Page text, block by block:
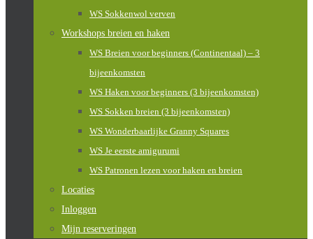
WS Sokkenwol verven
Workshops breien en haken
WS Breien voor beginners (Continentaal) – 3
bijeenkomsten
WS Haken voor beginners (3 bijeenkomsten)
WS Sokken breien (3 bijeenkomsten)
WS Wonderbaarlijke Granny Squares
WS Je eerste amigurumi
WS Patronen lezen voor haken en breien
Locaties
Inloggen
Mijn reserveringen